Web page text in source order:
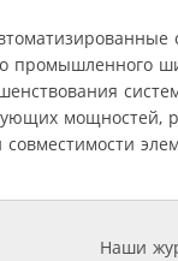
промышленного
мощностей,
совместимости
Наши